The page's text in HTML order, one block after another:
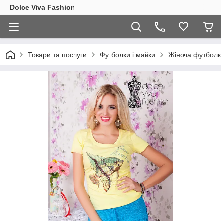
Dolce Viva Fashion
Товари та послуги Футболки і майки Жіноча